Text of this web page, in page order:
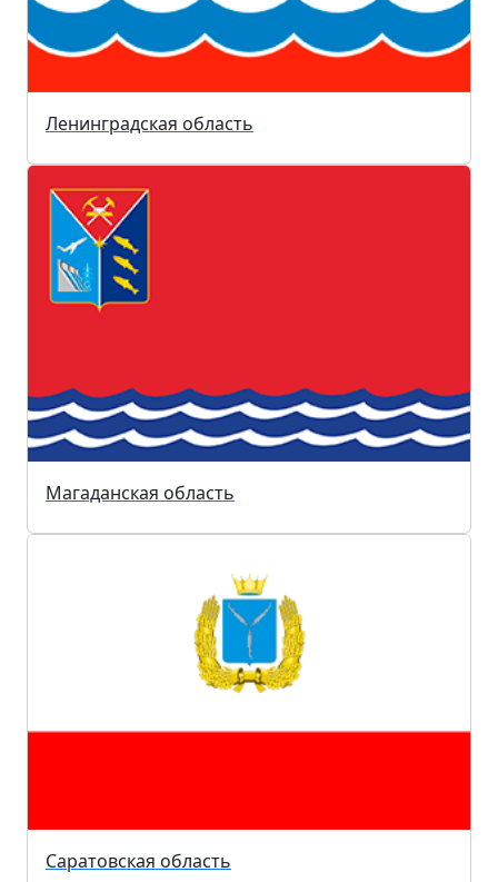
Ленинградская область
Магаданская область
Саратовская область